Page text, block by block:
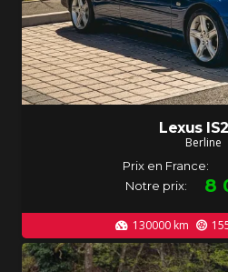
Lexus
Berline
Prix en France:
Notre prix: 8
130000 km